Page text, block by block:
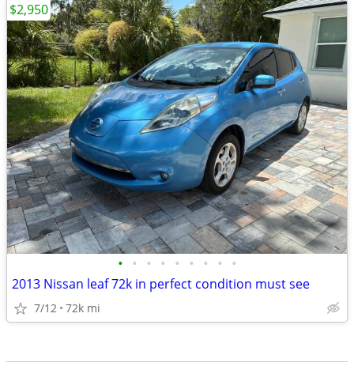
• • • • • • • • •
2013 Nissan leaf 72k in perfect condition must see
7/12 72k mi
$2,950